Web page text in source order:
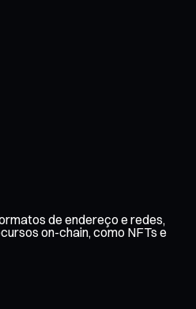
de endereço e redes,
on-chain, como NFTs e